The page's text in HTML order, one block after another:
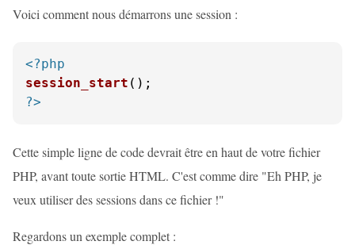
Voici comment nous démarrons une session :
<?php
session_start
?>
Cette simple ligne de code devrait être en haut de votre fichier
PHP, avant toute sortie HTML. C'est comme dire "Eh PHP, je
veux utiliser des sessions dans ce fichier !"
Regardons un exemple complet :